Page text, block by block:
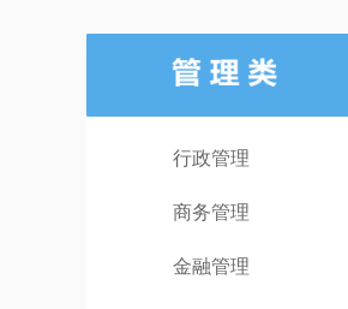
行政管理
商务管理
金融管理